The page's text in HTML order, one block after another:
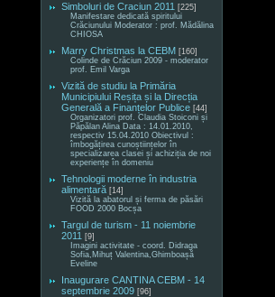
Simboluri de Craciun 2011 [225]
Manifestare dedicată spiritului
Crăciunului Moderator : prof. Mădălina
CHIOSA
Marry Christmas la CEBM [160]
Colinde de Crăciun 2009 - moderator
prof. Emil Varga
Vizită de studiu la Primăria
Municipiului Reșița și la Direcția
Generală a Finanțelor Publice [44]
Organizatori prof. Claudia Stoiconi și
Păpălan Alina Data : 14.01.2010,
respectiv 15.04.2010 Obiectivul :
îmbogățirea cunoștiințelor în
specializarea clasei și achiziția de noi
experiențe în domeniu
Tehnologii moderne în industria
alimentară [14]
Vizită la abatorul și ferma de păsări
FOOD 2000 Bocșa
Targul de turism - 11 noiembrie
2011 [9]
Imagini activitate - coord. Didraga
Sofia,Mihuț Valentina,Ghimboașă
Eveline
Inaugurare CANTINA CEBM - 14
septembrie 2009 [96]